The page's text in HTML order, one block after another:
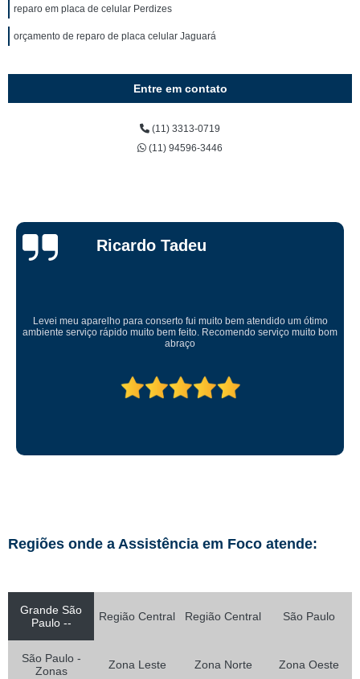
reparo em placa de celular Perdizes
orçamento de reparo de placa celular Jaguará
Entre em contato
(11) 3313-0719
(11) 94596-3446
Ricardo Tadeu
Levei meu aparelho para conserto fui muito bem atendido um ótimo
ambiente serviço rápido muito bem feito. Recomendo serviço muito bom
abraço
Regiões onde a Assistência em Foco atende:
Grande São
Paulo --
Região Central Região Central São Paulo
São Paulo -
Zonas
Zona Leste Zona Norte Zona Oeste